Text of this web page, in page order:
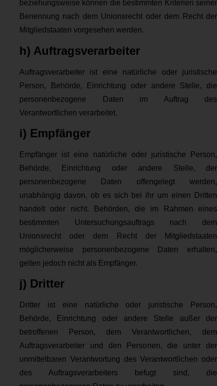
beziehungsweise können die bestimmten Kriterien seiner
Benennung nach dem Unionsrecht oder dem Recht der
Mitgliedstaaten vorgesehen werden.
h) Auftragsverarbeiter
Auftragsverarbeiter ist eine natürliche oder juristische
Person, Behörde, Einrichtung oder andere Stelle, die
personenbezogene Daten im Auftrag des
Verantwortlichen verarbeitet.
i) Empfänger
Empfänger ist eine natürliche oder juristische Person,
Behörde, Einrichtung oder andere Stelle, der
personenbezogene Daten offengelegt werden,
unabhängig davon, ob es sich bei ihr um einen Dritten
handelt oder nicht. Behörden, die im Rahmen eines
bestimmten Untersuchungsauftrags nach dem
Unionsrecht oder dem Recht der Mitgliedstaaten
möglicherweise personenbezogene Daten erhalten,
gelten jedoch nicht als Empfänger.
j) Dritter
Dritter ist eine natürliche oder juristische Person,
Behörde, Einrichtung oder andere Stelle außer der
betroffenen Person, dem Verantwortlichen, dem
Auftragsverarbeiter und den Personen, die unter der
unmittelbaren Verantwortung des Verantwortlichen oder
des Auftragsverarbeiters befugt sind, die